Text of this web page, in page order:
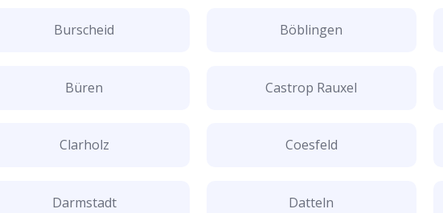
Burscheid Böblingen
Büren Castrop Rauxel
Clarholz Coesfeld
Darmstadt Datteln